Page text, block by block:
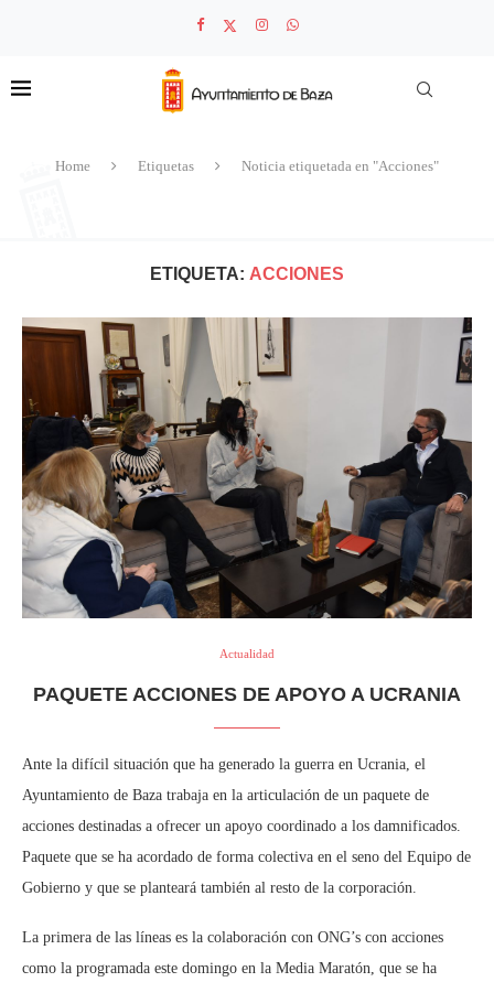
Home Etiquetas Noticia etiquetada en "Acciones"
ETIQUETA: ACCIONES
Actualidad
PAQUETE ACCIONES DE APOYO A UCRANIA
Ante la difícil situación que ha generado la guerra en Ucrania, el
Ayuntamiento de Baza trabaja en la articulación de un paquete de
acciones destinadas a ofrecer un apoyo coordinado a los damnificados.
Paquete que se ha acordado de forma colectiva en el seno del Equipo de
Gobierno y que se planteará también al resto de la corporación.
La primera de las líneas es la colaboración con ONG’s con acciones
como la programada este domingo en la Media Maratón, que se ha